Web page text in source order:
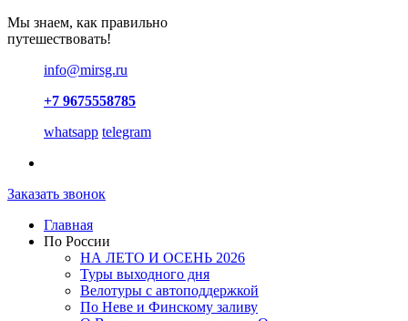
Мы знаем, как правильно
путешествовать!
info@mirsg.ru
+7 9675558785
whatsapp telegram
Заказать звонок
Главная
По России
НА ЛЕТО И ОСЕНЬ 2026
Туры выходного дня
Велотуры с автоподдержкой
По Неве и Финскому заливу